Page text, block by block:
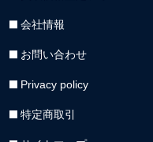
会社情報
お問い合わせ
Privacy policy
特定商取引